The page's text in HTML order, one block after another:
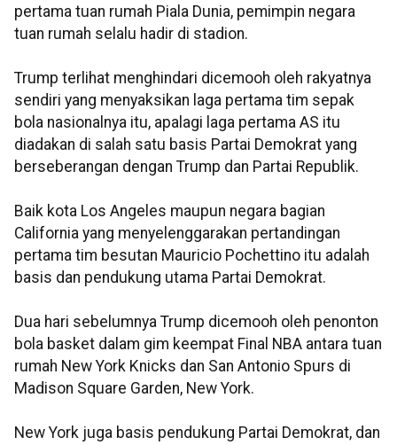
pertama tuan rumah Piala Dunia, pemimpin negara
tuan rumah selalu hadir di stadion.
Trump terlihat menghindari dicemooh oleh rakyatnya
sendiri yang menyaksikan laga pertama tim sepak
bola nasionalnya itu, apalagi laga pertama AS itu
diadakan di salah satu basis Partai Demokrat yang
berseberangan dengan Trump dan Partai Republik.
Baik kota Los Angeles maupun negara bagian
California yang menyelenggarakan pertandingan
pertama tim besutan Mauricio Pochettino itu adalah
basis dan pendukung utama Partai Demokrat.
Dua hari sebelumnya Trump dicemooh oleh penonton
bola basket dalam gim keempat Final NBA antara tuan
rumah New York Knicks dan San Antonio Spurs di
Madison Square Garden, New York.
New York juga basis pendukung Partai Demokrat, dan